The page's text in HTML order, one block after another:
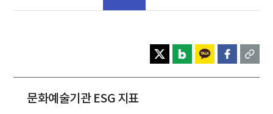
문화예술기관 ESG 지표